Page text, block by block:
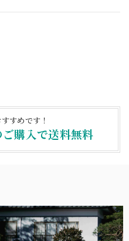
すめです！
購入で送料無料